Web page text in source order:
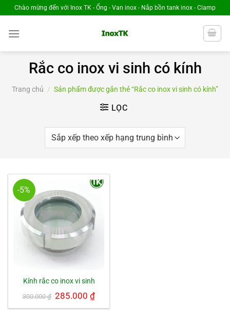
Chuyển
đến
nội
Chào mừng đến với Inox TK - Ống - Van inox - Nắp bồn tank inox - Clamp
Rắc co inox vi sinh có kính
Trang chủ / Sản phẩm được gắn thẻ “Rắc co inox vi sinh có kính”
LỌC
-5%
Kính rắc co inox vi sinh
300.000₫ Giá
gốc
là:
285.000 ₫Giá
hiện
tại